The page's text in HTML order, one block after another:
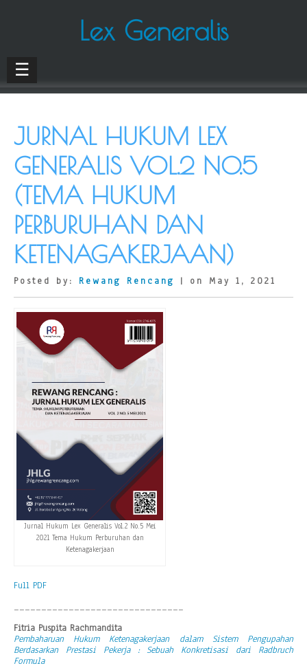
Lex Generalis
☰
JURNAL HUKUM LEX
GENERALIS VOL.2 NO.5
(TEMA HUKUM
PERBURUHAN DAN
KETENAGAKERJAAN)
Posted by: Rewang Rencang | on May 1, 2021
Jurnal Hukum Lex Generalis Vol.2 No.5 Mei
2021 Tema Hukum Perburuhan dan
Ketenagakerjaan
Full PDF
_______________________________
Fitria Puspita Rachmandita
Pembaharuan Hukum Ketenagakerjaan dalam Sistem Pengupahan
Berdasarkan Prestasi Pekerja : Sebuah Konkretisasi dari Radbruch
Formula